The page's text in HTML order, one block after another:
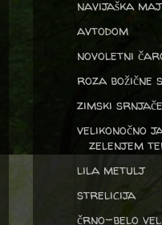
navijaška
avtodom
novoletni
roza božične
zimski
velikonočno
zelenjem
lila metulj
strelicija
črno-belo